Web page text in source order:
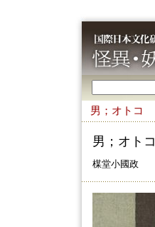
男；オトコ
男；オトコ
楳堂小國政